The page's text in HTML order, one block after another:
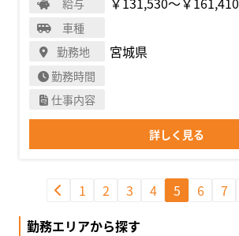
給与
車種
勤務地
宮城県
勤務時間
仕事内容
詳しく見る
1 2 3 4 5 6 7
勤務エリアから探す